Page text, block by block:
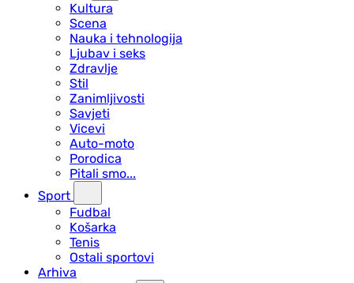
Kultura
Scena
Nauka i tehnologija
Ljubav i seks
Zdravlje
Stil
Zanimljivosti
Savjeti
Vicevi
Auto-moto
Porodica
Pitali smo...
Sport
Fudbal
Košarka
Tenis
Ostali sportovi
Arhiva